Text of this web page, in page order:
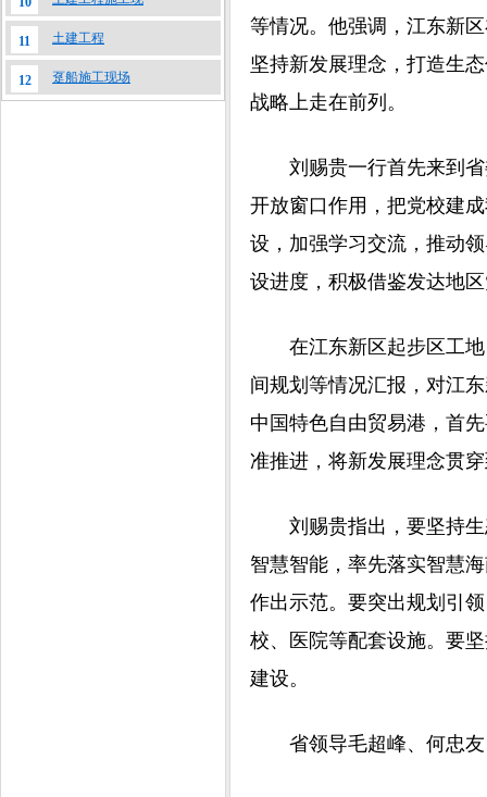
11 土建工程
12 趸船施工现场
等情况。他强调，江东新
坚持新发展理念，打造生
战略上走在前列。
刘赐贵一行首先来到省
开放窗口作用，把党校建
设，加强学习交流，推动
设进度，积极借鉴发达地
在江东新区起步区工地
间规划等情况汇报，对江
中国特色自由贸易港，首
准推进，将新发展理念贯
刘赐贵指出，要坚持生
智慧智能，率先落实智慧
作出示范。要突出规划引
校、医院等配套设施。要
建设。
省领导毛超峰、何忠友